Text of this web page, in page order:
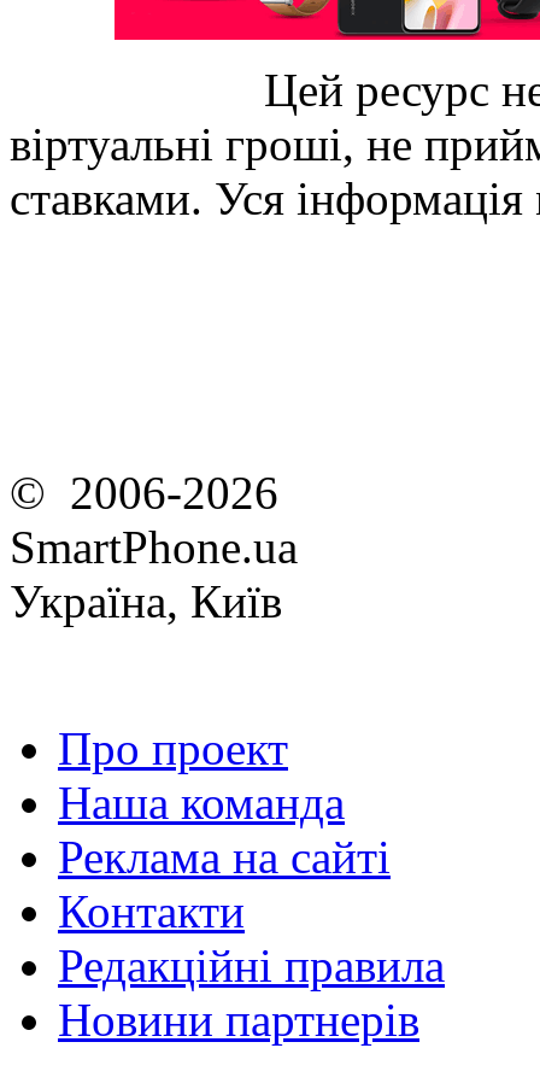
Цей ресурс
віртуальні гроші, не
ставками. Уся
© 2006-2026
SmartPhone.ua
Україна, Київ
Про проект
Наша команда
Реклама на сайті
Контакти
Редакційні правила
Новини партнерів